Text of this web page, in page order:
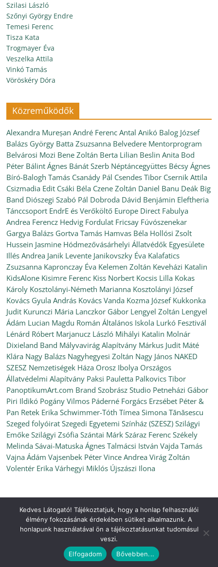
Szilasi László
Szőnyi György Endre
Temesi Ferenc
Tisza Kata
Trogmayer Éva
Veszelka Attila
Vinkó Tamás
Vöröskéry Dóra
Közreműködők
Alexandra Mureșan André Ferenc Antal Anikó Balog József
Balázs György Batta Zsuzsanna Belvedere Mentorprogram
Belvárosi Mozi Bene Zoltán Berta Lilian Beslin Anita Bod
Péter Bálint Ágnes Bánát Szerb Néptáncegyüttes Bécsy Ágnes
Bíró-Balogh Tamás Csanády Pál Csendes Tibor Csernik Attila
Csizmadia Edit Csáki Béla Czene Zoltán Daniel Banu Deák Big
Band Diószegi Szabó Pál Dobroda Dávid Benjámin Eleftheria
Tánccsoport EndrE és Verőköltő Europe Direct Fabulya
Andrea Ferencz Hedvig Fordulat Fricsay Fúvószenekar
Gargya Balázs Gortva Tamás Hamvas Béla Hollósi Zsolt
Hussein Jasmine Hódmezővásárhelyi Állatvédők Egyesülete
Illés Andrea Janik Levente Janikovszky Éva Kalafatics
Zsuzsanna Kapronczay Éva Kelemen Zoltán Keveházi Katalin
KidsAlone Kisimre Ferenc Kiss Norbert Kocsis Lilla Kokas
Károly Kosztolányi-Németh Marianna Kosztolányi József
Kovács Gyula András Kovács Vanda Kozma József Kukkonka
Judit Kurunczi Mária Lanczkor Gábor Lengyel Zoltán Lengyel
Ádám Lucian Magdu Román Általános Iskola Lurkó Fesztivál
Lénárd Róbert Marjanucz László Mihályi Katalin Molnár
Dixieland Band Mályvavirág Alapítvány Márkus Judit Máté
Klára Nagy Balázs Nagyhegyesi Zoltán Nagy János NAKED
SZESZ Nemzetiségek Háza Orosz Ibolya Országos
Állatvédelmi Alapítvány Paksi Pauletta Palkovics Tibor
PanoptikumArt.com Brand Szobrász Studio Petneházi Gábor
Piri Ildikó Pogány Vilmos Páderné Forgács Erzsébet Péter &
Pan Retek Erika Schwimmer-Tóth Tímea Simona Tănăsescu
Szeged folyóirat Szegedi Egyetemi Színház (SZESZ) Szilágyi
Emőke Szilágyi Zsófia Szántai Márk Száraz Ferenc Székely
Melinda Sávai-Matuska Ágnes Talmácsi István Vajda Tamás
Vajna Ádám Vajsenbek Péter Vince Andrea Virág Zoltán
Volentér Erika Várhegyi Miklós Újszászi Ilona
Copyright © 2026Ünnepi Könyvhét Szeged, 2022. június
rights reserved.
by ThemeGrill. Powered by
Kedves Látogató! Tájékoztatjuk, hogy a honlap felhasználói
élmény fokozásának érdekében sütiket alkalmazunk. A
honlapunk használatával ön a tájékoztatásunkat tudomásul
veszi.
Elfogadom
Bővebben...